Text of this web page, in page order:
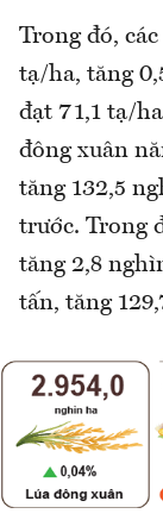
Trong đó,
tạ/ha, tăng
đạt 71,1 tạ/
đông xuân
tăng 132,5
trước. Trong
tăng 2,8
tấn, tăng